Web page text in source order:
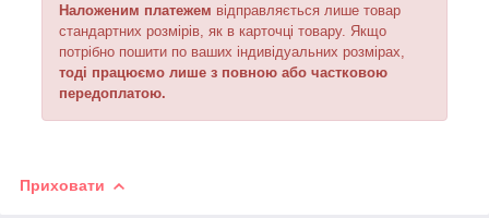
Наложеним платежем відправляється лише товар
стандартних розмірів, як в карточці товару. Якщо
потрібно пошити по ваших індивідуальних розмірах,
тоді працюємо лише з повною або частковою
передоплатою.
Приховати